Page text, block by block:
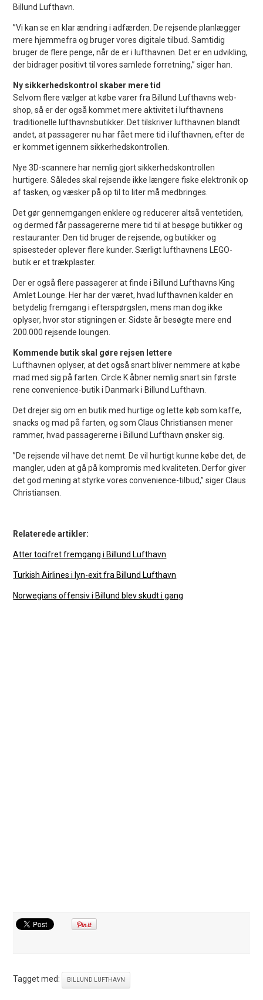
Billund Lufthavn.
”Vi kan se en klar ændring i adfærden. De rejsende planlægger
mere hjemmefra og bruger vores digitale tilbud. Samtidig
bruger de flere penge, når de er i lufthavnen. Det er en udvikling,
der bidrager positivt til vores samlede forretning,” siger han.
Ny sikkerhedskontrol skaber mere tid
Selvom flere vælger at købe varer fra Billund Lufthavns web-
shop, så er der også kommet mere aktivitet i lufthavnens
traditionelle lufthavnsbutikker. Det tilskriver lufthavnen blandt
andet, at passagerer nu har fået mere tid i lufthavnen, efter de
er kommet igennem sikkerhedskontrollen.
Nye 3D-scannere har nemlig gjort sikkerhedskontrollen
hurtigere. Således skal rejsende ikke længere fiske elektronik op
af tasken, og væsker på op til to liter må medbringes.
Det gør gennemgangen enklere og reducerer altså ventetiden,
og dermed får passagererne mere tid til at besøge butikker og
restauranter. Den tid bruger de rejsende, og butikker og
spisesteder oplever flere kunder. Særligt lufthavnens LEGO-
butik er et trækplaster.
Der er også flere passagerer at finde i Billund Lufthavns King
Amlet Lounge. Her har der været, hvad lufthavnen kalder en
betydelig fremgang i efterspørgslen, mens man dog ikke
oplyser, hvor stor stigningen er. Sidste år besøgte mere end
200.000 rejsende loungen.
Kommende butik skal gøre rejsen lettere
Lufthavnen oplyser, at det også snart bliver nemmere at købe
mad med sig på farten. Circle K åbner nemlig snart sin første
rene convenience-butik i Danmark i Billund Lufthavn.
Det drejer sig om en butik med hurtige og lette køb som kaffe,
snacks og mad på farten, og som Claus Christiansen mener
rammer, hvad passagererne i Billund Lufthavn ønsker sig.
”De rejsende vil have det nemt. De vil hurtigt kunne købe det, de
mangler, uden at gå på kompromis med kvaliteten. Derfor giver
det god mening at styrke vores convenience-tilbud,” siger Claus
Christiansen.
Relaterede artikler:
Atter tocifret fremgang i Billund Lufthavn
Turkish Airlines i lyn-exit fra Billund Lufthavn
Norwegians offensiv i Billund blev skudt i gang
Tagget med: BILLUND LUFTHAVN